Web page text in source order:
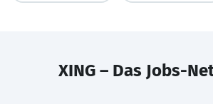
XING – Das Jobs-